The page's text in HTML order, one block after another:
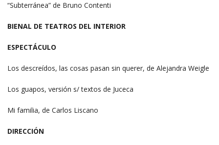
“Subterránea” de Bruno Contenti
BIENAL DE TEATROS DEL INTERIOR
ESPECTÁCULO
Los descreídos, las cosas pasan sin querer, de Alejandra Weigle
Los guapos, versión s/ textos de Juceca
Mi familia, de Carlos Liscano
DIRECCIÓN